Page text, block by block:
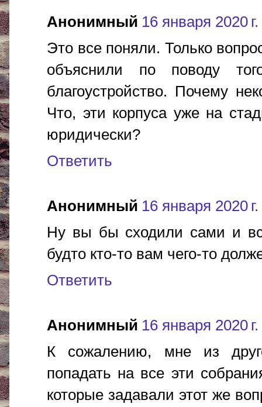
Анонимный 16 января 2020
Это все поняли. Только
объяснили по поводу
благоустройство. Почему
Что, эти корпуса уже на
юридически?
Ответить
Анонимный 16 января 2020
Ну вы бы сходили сами и
будто кто-то вам чего-то
Ответить
Анонимный 16 января 2020
К сожалению, мне из
попадать на все эти
которые задавали этот же